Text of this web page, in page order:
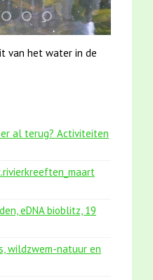
28 brasem en rietvoorns 4a
zaklv 5 snoekje MOOI
mei2021 1 snoekje elly
smoelenboek fifi en
mei2021
van het water in de
al terug? Activiteiten
eDNA bioblitz, 19
wildzwem-natuur en